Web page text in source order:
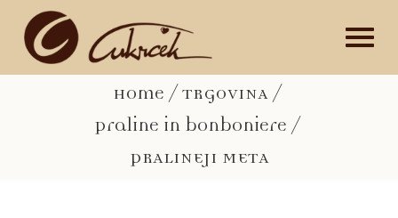
Skip
content
Search
for:
Home
TRGOVINA
Praline in bonboniere
PRALINEJI META